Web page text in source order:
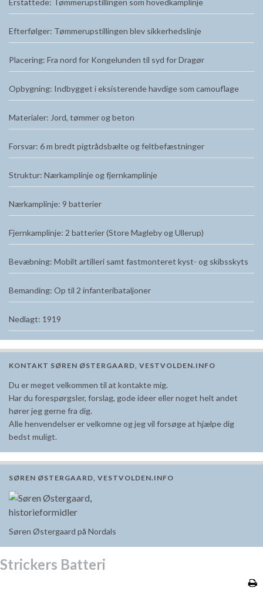
Erstattede: Tømmerupstillingen som hovedkamplinje
Efterfølger: Tømmerupstillingen blev sikkerhedslinje
Placering: Fra nord for Kongelunden til syd for Dragør
Opbygning: Indbygget i eksisterende havdige som camouflage
Materialer: Jord, tømmer og beton
Forsvar: 6 m bredt pigtrådsbælte og feltbefæstninger
Struktur: Nærkamplinje og fjernkamplinje
Nærkamplinje: 9 batterier
Fjernkamplinje: 2 batterier (Store Magleby og Ullerup)
Bevæbning: Mobilt artilleri samt fastmonteret kyst- og skibsskyts
Bemanding: Op til 2 infanteribataljoner
Nedlagt: 1919
KONTAKT SØREN ØSTERGAARD, VESTVOLDEN.INFO
Du er meget velkommen til at kontakte mig.
Har du forespørgsler, forslag, gode ideer eller noget helt andet
hører jeg gerne fra dig.
Alle henvendelser er velkomne og jeg vil forsøge at hjælpe dig
bedst muligt.
SØREN ØSTERGAARD, VESTVOLDEN.INFO
Søren Østergaard på Nordals
Strickers Batteri